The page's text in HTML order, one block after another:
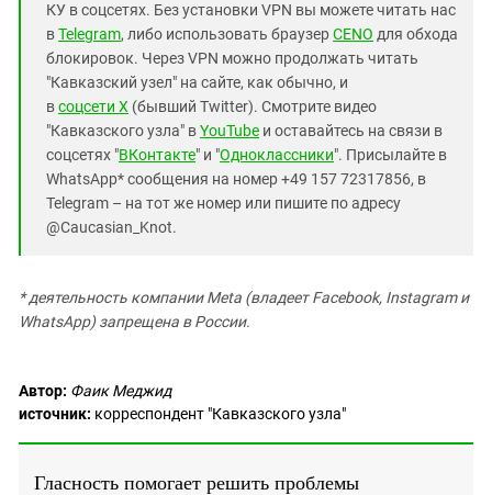
КУ в соцсетях. Без установки VPN вы можете читать нас
вTelegram, либо использовать браузерCENO для обхода
блокировок. Через VPN можно продолжать читать
"Кавказский узел" на сайте, как обычно, и
всоцсети X (бывший Twitter). Смотрите видео
"Кавказского узла" вYouTube и оставайтесь на связи в
соцсетях "ВКонтакте" и "Одноклассники". Присылайте в
WhatsApp* сообщения на номер +49 157 72317856, в
Telegram – на тот же номер или пишите по адресу
@Caucasian_Knot.
* деятельность компании Meta (владеет Facebook, Instagram и
WhatsApp) запрещена в России.
Автор: Фаик Меджид
источник: корреспондент "Кавказского узла"
Гласность помогает решить проблемы